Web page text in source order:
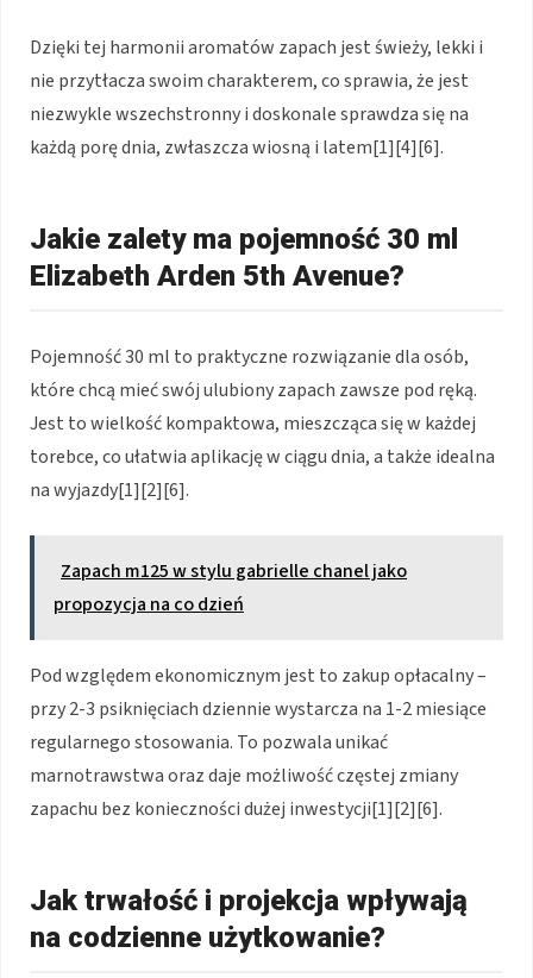
Dzięki tej harmonii aromatów zapach jest świeży, lekki i
nie przytłacza swoim charakterem, co sprawia, że jest
niezwykle wszechstronny i doskonale sprawdza się na
każdą porę dnia, zwłaszcza wiosną i latem[1][4][6].
Jakie zalety ma pojemność 30 ml
Elizabeth Arden 5th Avenue?
Pojemność 30 ml to praktyczne rozwiązanie dla osób,
które chcą mieć swój ulubiony zapach zawsze pod ręką.
Jest to wielkość kompaktowa, mieszcząca się w każdej
torebce, co ułatwia aplikację w ciągu dnia, a także idealna
na wyjazdy[1][2][6].
Zapach m125 w stylu gabrielle chanel jako
propozycja na co dzień
Pod względem ekonomicznym jest to zakup opłacalny –
przy 2-3 psiknięciach dziennie wystarcza na 1-2 miesiące
regularnego stosowania. To pozwala unikać
marnotrawstwa oraz daje możliwość częstej zmiany
zapachu bez konieczności dużej inwestycji[1][2][6].
Jak trwałość i projekcja wpływają
na codzienne użytkowanie?